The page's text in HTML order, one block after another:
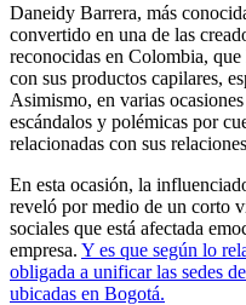
Daneidy Barrera, más
convertido en una de las
reconocidas en Colombia,
con sus productos capilares,
Asimismo, en varias
escándalos y polémicas por
relacionadas con sus
En esta ocasión, la
reveló por medio de un corto
sociales que está afectada
empresa. Y es que según lo
obligada a unificar las sedes
ubicadas en Bogotá.